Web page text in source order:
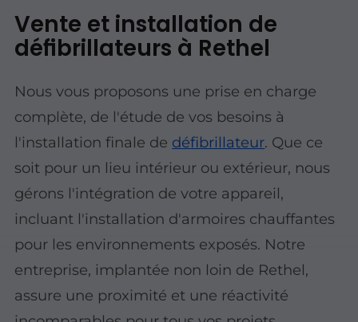
Vente et installation de
défibrillateurs à Rethel
Nous vous proposons une prise en charge
complète, de l'étude de vos besoins à
l'installation finale de défibrillateur. Que ce
soit pour un lieu intérieur ou extérieur, nous
gérons l'intégration de votre appareil,
incluant l'installation d'armoires chauffantes
pour les environnements exposés. Notre
entreprise, implantée non loin de Rethel,
assure une proximité et une réactivité